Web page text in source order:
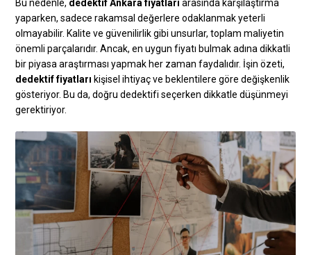
Bu nedenle, dedektif Ankara fiyatları arasında karşılaştırma
yaparken, sadece rakamsal değerlere odaklanmak yeterli
olmayabilir. Kalite ve güvenilirlik gibi unsurlar, toplam maliyetin
önemli parçalarıdır. Ancak, en uygun fiyatı bulmak adına dikkatli
bir piyasa araştırması yapmak her zaman faydalıdır. İşin özeti,
dedektif fiyatları kişisel ihtiyaç ve beklentilere göre değişkenlik
gösteriyor. Bu da, doğru dedektifi seçerken dikkatle düşünmeyi
gerektiriyor.